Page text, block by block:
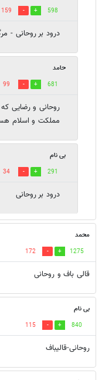
598
159
درود بر روحانی -
حامد
681
99
روحانی و رضایی که
مملکت و اسلام
بی نام
291
34
درود بر روحانی
محمد
1275
172
قالی باف و روحانی
بی نام
840
115
روحانی-قالیباف